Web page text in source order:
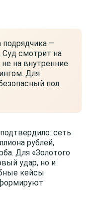
—
Суд смотрит на
на внутренние
Для
пол
сеть
рублей,
Для «Золотого
удар, но и
кейсы